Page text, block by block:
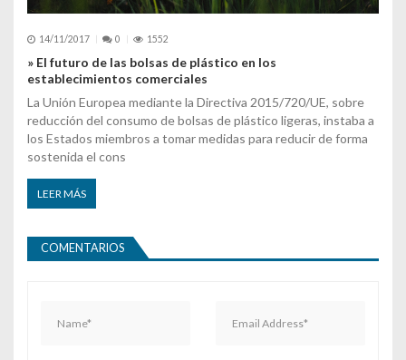
14/11/2017 0 1552
» El futuro de las bolsas de plástico en los
establecimientos comerciales
La Unión Europea mediante la Directiva 2015/720/UE, sobre
reducción del consumo de bolsas de plástico ligeras, instaba a
los Estados miembros a tomar medidas para reducir de forma
sostenida el cons
LEER MÁS
COMENTARIOS